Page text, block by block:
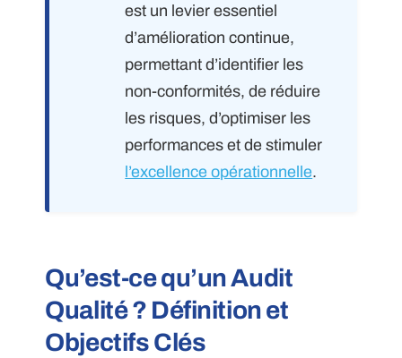
est un levier essentiel
d’amélioration continue,
permettant d’identifier les
non-conformités, de réduire
les risques, d’optimiser les
performances et de stimuler
l’excellence opérationnelle.
Qu’est-ce qu’un Audit
Qualité ? Définition et
Objectifs Clés